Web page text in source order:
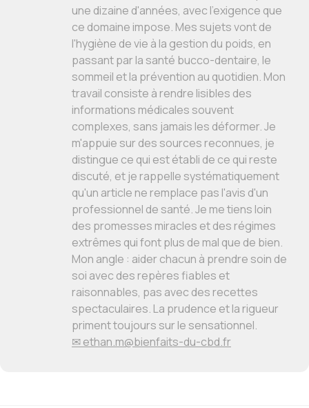
une dizaine d'années, avec l'exigence que
ce domaine impose. Mes sujets vont de
l'hygiène de vie à la gestion du poids, en
passant par la santé bucco-dentaire, le
sommeil et la prévention au quotidien. Mon
travail consiste à rendre lisibles des
informations médicales souvent
complexes, sans jamais les déformer. Je
m'appuie sur des sources reconnues, je
distingue ce qui est établi de ce qui reste
discuté, et je rappelle systématiquement
qu'un article ne remplace pas l'avis d'un
professionnel de santé. Je me tiens loin
des promesses miracles et des régimes
extrêmes qui font plus de mal que de bien.
Mon angle : aider chacun à prendre soin de
soi avec des repères fiables et
raisonnables, pas avec des recettes
spectaculaires. La prudence et la rigueur
priment toujours sur le sensationnel.
✉ ethan.m@bienfaits-du-cbd.fr